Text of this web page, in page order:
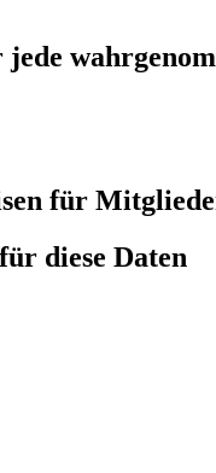
für
diese Daten